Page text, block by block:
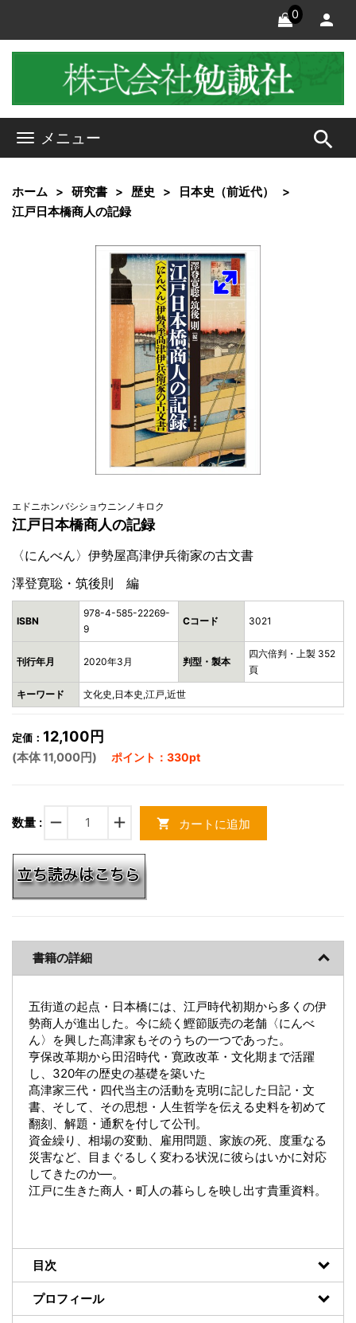
0
メニュー search
ホーム 研究書 歴史
日本史（前近代）
江戸日本橋商人の記録
エドニホンバシショウニンノキロク
江戸日本橋商人の記録
〈にんべん〉伊勢屋髙津伊兵衛家の古文書
澤登寛聡・筑後則 編
ISBN
978-4-585-22269-
9
Cコード 3021
刊行年月 2020年3月 判型・製本
四六倍判・上製 352
頁
キーワード 文化史,日本史,江戸,近世
定価： 12,100円
(本体 11,000円) ポイント：330pt
数量 : remove add shopping_cart カートに追加
書籍の詳細
五街道の起点・日本橋には、江戸時代初期から多くの伊
勢商人が進出した。今に続く鰹節販売の老舗〈にんべ
ん〉を興した髙津家もそのうちの一つであった。
亨保改革期から田沼時代・寛政改革・文化期まで活躍
し、320年の歴史の基礎を築いた
髙津家三代・四代当主の活動を克明に記した日記・文
書、そして、その思想・人生哲学を伝える史料を初めて
翻刻、解題・通釈を付して公刊。
資金繰り、相場の変動、雇用問題、家族の死、度重なる
災害など、目まぐるしく変わる状況に彼らはいかに対応
してきたのか―。
江戸に生きた商人・町人の暮らしを映し出す貴重資料。
目次
プロフィール